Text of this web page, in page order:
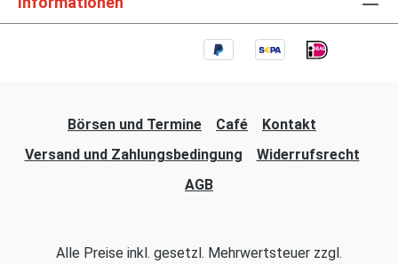
Börsen und Termine Café
Kontakt
Versand und Zahlungsbedingung
Widerrufsrecht
AGB
Alle Preise inkl. gesetzl. Mehrwertsteuer zzgl.